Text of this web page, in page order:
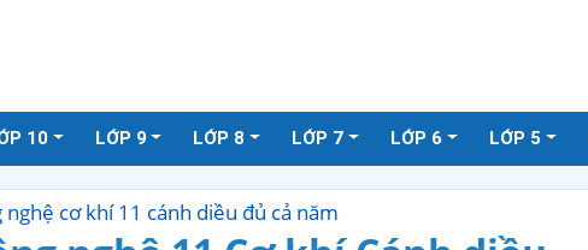
10 LỚP 9 LỚP 8 LỚP 7 LỚP 6 LỚP 5
nghệ cơ khí 11 cánh diều đủ cả năm